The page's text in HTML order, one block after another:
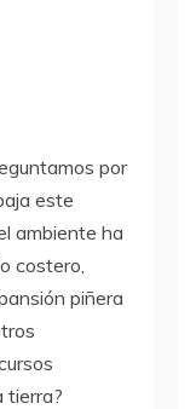
por
este
ambiente ha
costero,
piñera
tierra?